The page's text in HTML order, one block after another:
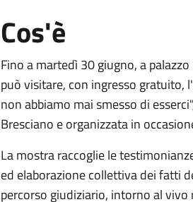
Cos'è
Fino a martedì 30 giugno, a
può visitare, con ingresso gratuito,
non abbiamo mai smesso di
Bresciano e organizzata in
La mostra raccoglie le
ed elaborazione collettiva dei fatti
percorso giudiziario, intorno al